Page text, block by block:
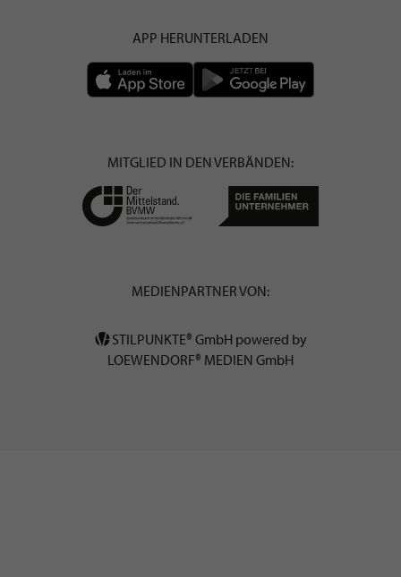
APP HERUNTERLADEN
MITGLIED IN DEN VERBÄNDEN:
MEDIENPARTNER VON:
STILPUNKTE® GmbH powered by
LOEWENDORF® MEDIEN GmbH